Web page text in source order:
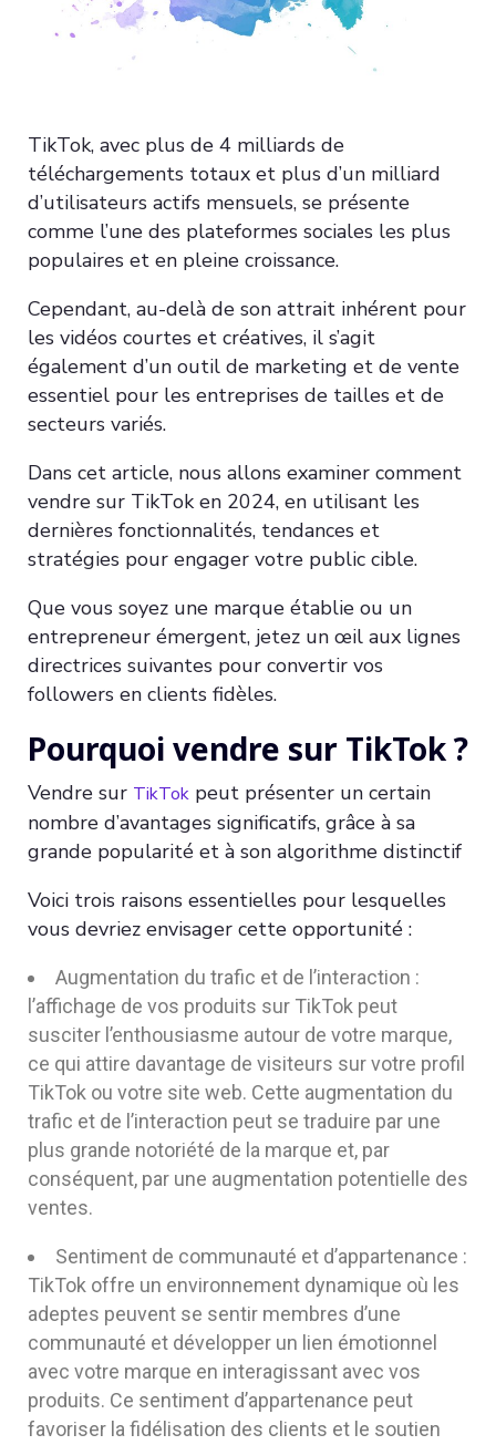
TikTok, avec plus de 4 milliards de
téléchargements totaux et plus d’un milliard
d’utilisateurs actifs mensuels, se présente
comme l’une des plateformes sociales les plus
populaires et en pleine croissance.
Cependant, au-delà de son attrait inhérent pour
les vidéos courtes et créatives, il s’agit
également d’un outil de marketing et de vente
essentiel pour les entreprises de tailles et de
secteurs variés.
Dans cet article, nous allons examiner comment
vendre sur TikTok en 2024, en utilisant les
dernières fonctionnalités, tendances et
stratégies pour engager votre public cible.
Que vous soyez une marque établie ou un
entrepreneur émergent, jetez un œil aux lignes
directrices suivantes pour convertir vos
followers en clients fidèles.
Pourquoi vendre sur TikTok ?
Vendre sur TikTok peut présenter un certain
nombre d’avantages significatifs, grâce à sa
grande popularité et à son algorithme distinctif
Voici trois raisons essentielles pour lesquelles
vous devriez envisager cette opportunité :
Augmentation du trafic et de l’interaction :
l’affichage de vos produits sur TikTok peut
susciter l’enthousiasme autour de votre marque,
ce qui attire davantage de visiteurs sur votre profil
TikTok ou votre site web. Cette augmentation du
trafic et de l’interaction peut se traduire par une
plus grande notoriété de la marque et, par
conséquent, par une augmentation potentielle des
ventes.
Sentiment de communauté et d’appartenance :
TikTok offre un environnement dynamique où les
adeptes peuvent se sentir membres d’une
communauté et développer un lien émotionnel
avec votre marque en interagissant avec vos
produits. Ce sentiment d’appartenance peut
favoriser la fidélisation des clients et le soutien